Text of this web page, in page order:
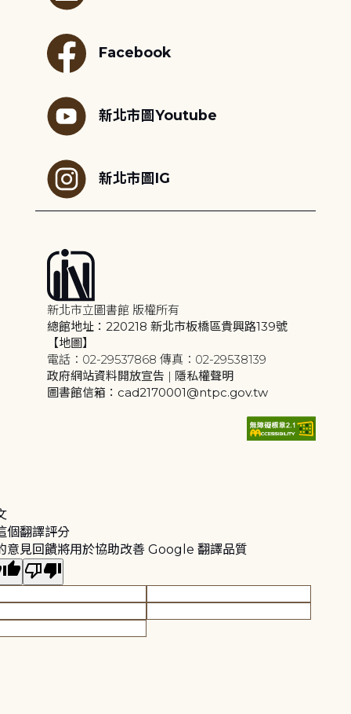
Facebook
新北市圖Youtube
新北市圖IG
新北市立圖書館 版權所有
總館地址：220218 新北市板橋區貴興路139號
【地圖】
電話：02-29537868 傳真：02-29538139
政府網站資料開放宣告 | 隱私權聲明
圖書館信箱：cad2170001@ntpc.gov.tw
個翻譯評分
意見回饋將用於協助改善 Google 翻譯品質